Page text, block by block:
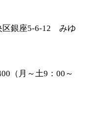
区銀座5-6-12 みゆ
（月～土9：00～